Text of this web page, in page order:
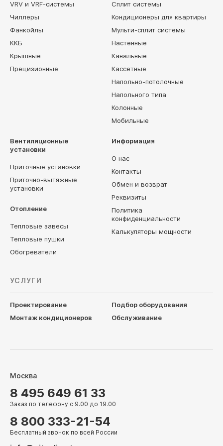
VRV и VRF-системы
Чиллеры
Фанкойлы
ККБ
Крышные
Прецизионные
Сплит системы
Кондиционеры для квартиры
Мульти-сплит системы
Настенные
Канальные
Кассетные
Напольно-потолочные
Напольного типа
Колонные
Мобильные
Вентиляционные
установки
Приточные установки
Приточно-вытяжные
установки
Отопление
Тепловые завесы
Тепловые пушки
Обогреватели
Информация
О нас
Контакты
Обмен и возврат
Реквизиты
Политика
конфиденциальности
Калькуляторы мощности
УСЛУГИ
Проектирование
Подбор оборудования
Монтаж кондиционеров
Обслуживание
Москва
8 495 649 61 33
Заказ по телефону с 9.00 до 19.00
8 800 333-21-54
Бесплатный звонок по всей России